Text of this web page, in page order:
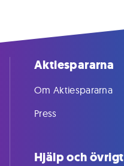
Aktiespararna
Om Aktiespararna
Press
Hjälp och övrigt